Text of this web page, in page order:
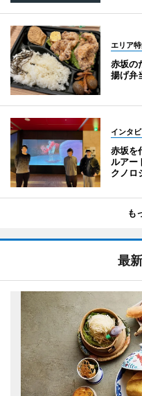
エリア
赤坂の
揚げ弁
インタ
赤坂を
ルア
クノロ
も
最